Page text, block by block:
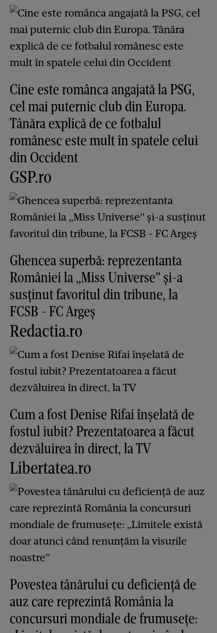
Cine este românca angajată la PSG,
cel mai puternic club din Europa.
Tânăra explică de ce fotbalul
românesc este mult în spatele celui
din Occident
GSP.ro
Ghencea superbă: reprezentanta
României la „Miss Universe” și-a
susținut favoritul din tribune, la
FCSB - FC Argeș
Redactia.ro
Cum a fost Denise Rifai înșelată de
fostul iubit? Prezentatoarea a făcut
dezvăluirea în direct, la TV
Libertatea.ro
Povestea tânărului cu deficiență de
auz care reprezintă România la
concursuri mondiale de frumusețe: